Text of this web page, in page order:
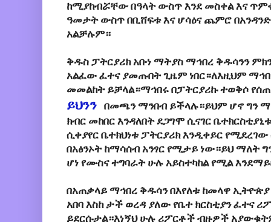
ከሚያከብሯቸው በዓላት ውስጥ እንደ መስቀል እና
ዓመታት ውስጥ በቢሸፍቱ እና ሆሳዕና ጨምሮ
አልቻሉም።
ቅዱስ ፓትርያሪክ አቡነ ማትያስ ማኅበረ ቅዱሳንን
አልፈው ፈተና ያመጡበት ጊዜም ነበር።ለእዚህም
መመልከት ይቻላል።ማኅበሩ በፓትርያሪኩ ተወቅሶ
ይህንን በመጫን ማንበብ ይችላሉ።ይህም ሆኖ ግን
ክብር መከበር እንዳለበት ደጋግሞ ሲናገር
ሲቀያየር ቤተክህነቱ ፓትርያሪክ እንዲቀይር
በአፅንኦት ከማሳሰብ አንፃር የሚታይ ነው።ይህ ማለት
ሆነ የሙስና ተግባራት ሁሉ አይስተካከል የሚል
በአጠቃላይ ማኅበረ ቅዱሳን በእየለቱ ከመላዋ
አበባ እስከ ታች ወረዳ ያለው የቤተ ክርስቲያን ፈተና
ይደርሱታል።እነኝህ ሁሉ ሪፖርቶች ብዙዎች